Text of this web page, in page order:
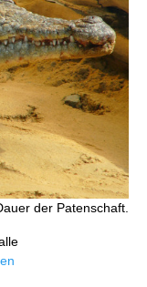
der Patenschaft.